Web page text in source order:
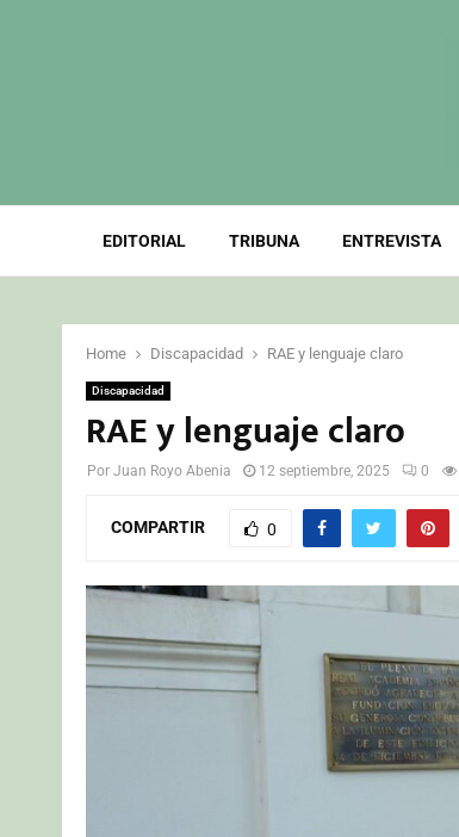
EDITORIAL TRIBUNA ENTREVISTA
Home Discapacidad RAE y lenguaje claro
Discapacidad
RAE y lenguaje claro
Por Juan Royo Abenia 12 septiembre, 2025 0
COMPARTIR 0